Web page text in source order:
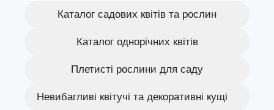
Каталог садових квітів та рослин
Каталог однорічних квітів
Плетисті рослини для саду
Невибагливі квітучі та декоративні кущі